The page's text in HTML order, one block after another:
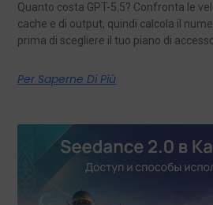
Quanto costa GPT-5.5? Confronta le
cache e di output, quindi calcola il
prima di scegliere il tuo piano di
Per Saperne Di Più